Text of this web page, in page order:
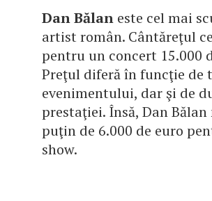
Dan Bălan este cel mai
artist român. Cântăreţul
pentru un concert 15.000
Preţul diferă în funcţie de
evenimentului, dar şi de
prestaţiei. Însă, Dan
puţin de 6.000 de euro
show.